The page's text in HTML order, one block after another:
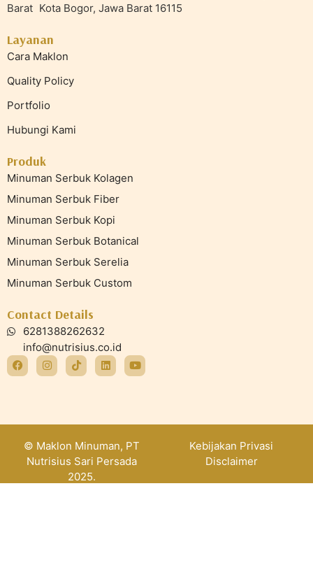
Barat Kota Bogor, Jawa Barat 16115
Layanan
Cara Maklon
Quality Policy
Portfolio
Hubungi Kami
Produk
Minuman Serbuk Kolagen
Minuman Serbuk Fiber
Minuman Serbuk Kopi
Minuman Serbuk Botanical
Minuman Serbuk Serelia
Minuman Serbuk Custom
Contact Details
6281388262632
info@nutrisius.co.id
© Maklon Minuman, PT
Nutrisius Sari Persada
2025.
Kebijakan Privasi
Disclaimer